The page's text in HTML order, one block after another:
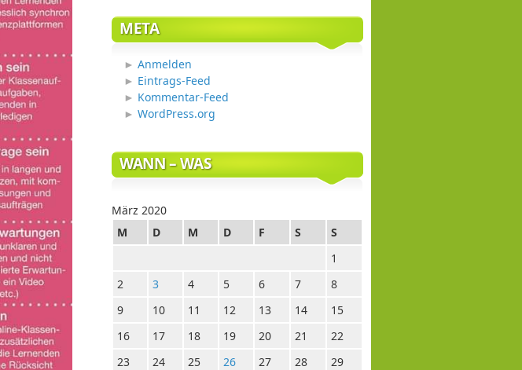
META
Anmelden
Eintrags-Feed
Kommentar-Feed
WordPress.org
WANN – WAS
März 2020
M
D M D F S
S
1
2
3 4 5 6 7
8
9
10 11 12 13 14
15
16
17 18 19 20 21
22
23
24 25 26 27 28
29